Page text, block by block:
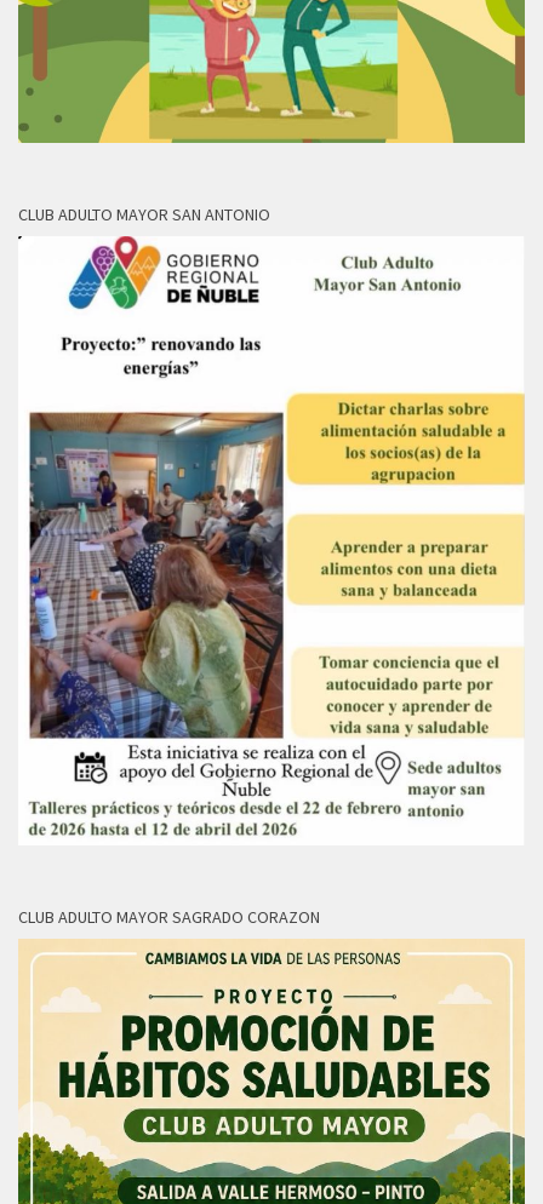
CLUB ADULTO MAYOR SAN ANTONIO
CLUB ADULTO MAYOR SAGRADO CORAZON